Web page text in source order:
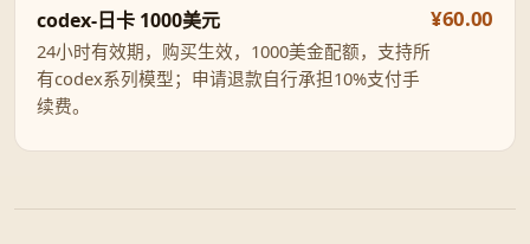
codex-日卡 1000美元
24小时有效期，购买生效，1000美金配额，支持所
有codex系列模型；申请退款自行承担10%支付手
续费。
¥60.00